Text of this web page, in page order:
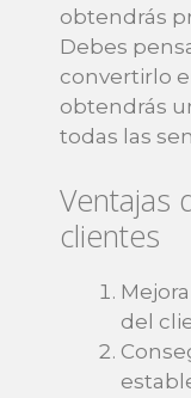
obtendrás
Debes
convertirlo
obtendrás
todas las
Ventajas
clientes
del